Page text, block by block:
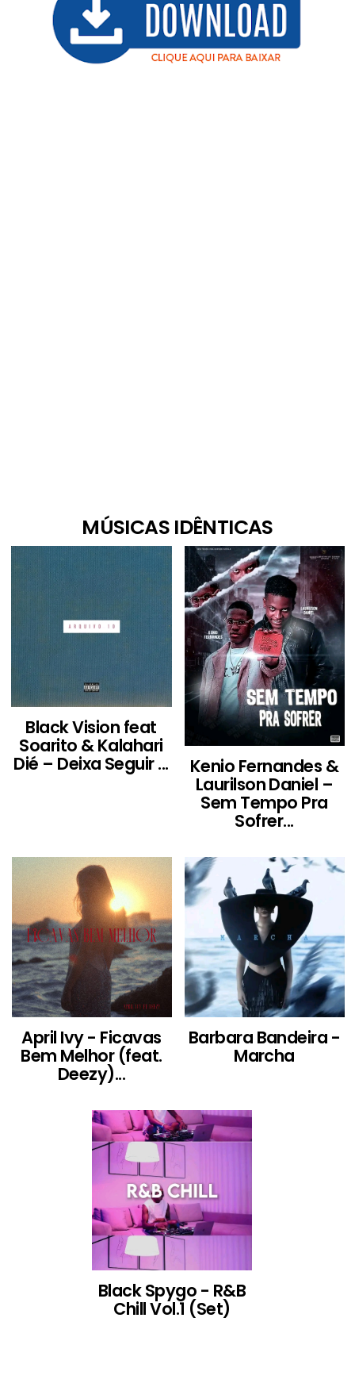
MÚSICAS IDÊNTICAS
Black Vision feat
Soarito & Kalahari
Dié – Deixa Seguir ... Kenio Fernandes &
Laurilson Daniel –
Sem Tempo Pra
Sofrer...
April Ivy - Ficavas
Bem Melhor (feat.
Deezy)...
Barbara Bandeira -
Marcha
Black Spygo - R&B
Chill Vol.1 (Set)